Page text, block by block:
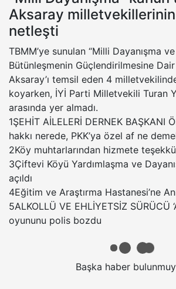
Aksaray
netleşti
TBMM’ye sunulan “Milli Dayanışma
Bütünleşmenin Güçlendirilmesine
Aksaray’ı temsil eden 4
koyarken, İYİ Parti Milletvekili Turan
arasında yer almadı.
1ŞEHİT AİLELERİ DERNEK BAŞKANI
hakkı nerede, PKK’ya özel af ne
2Köy muhtarlarından hizmete
3Çiftevi Köyü Yardımlaşma ve
açıldı
4Eğitim ve Araştırma Hastanesi’ne
5ALKOLLÜ VE EHLİYETSİZ SÜRÜCÜ
oyununu polis bozdu
Başka haber